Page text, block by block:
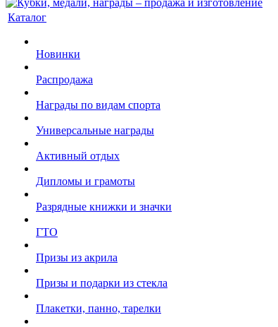
Каталог
Новинки
Распродажа
Награды по видам спорта
Универсальные награды
Активный отдых
Дипломы и грамоты
Разрядные книжки и значки
ГТО
Призы из акрила
Призы и подарки из стекла
Плакетки, панно, тарелки